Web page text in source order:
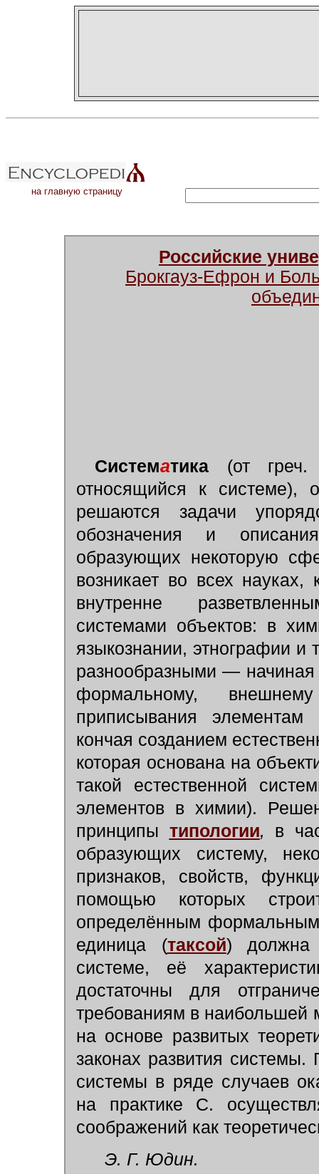
на главную страницу
Российские
Брокгауз-Ефрон и
Систематика (от греч.
относящийся к системе),
решаются задачи
обозначения и
образующих некоторую
возникает во всех
внутренне
системами объектов: в
языкознании, этнографии
разнообразными — начиная
формальному,
приписывания
кончая созданием
которая основана на
такой естественной
элементов в химии).
принципы типологии, в
образующих систему,
признаков, свойств,
помощью которых
определённым
единица (таксой) должна
системе, её
достаточны для
требованиям в наибольшей
на основе развитых
законах развития системы.
системы в ряде случаев
на практике С.
соображений как
Э. Г. Юдин.